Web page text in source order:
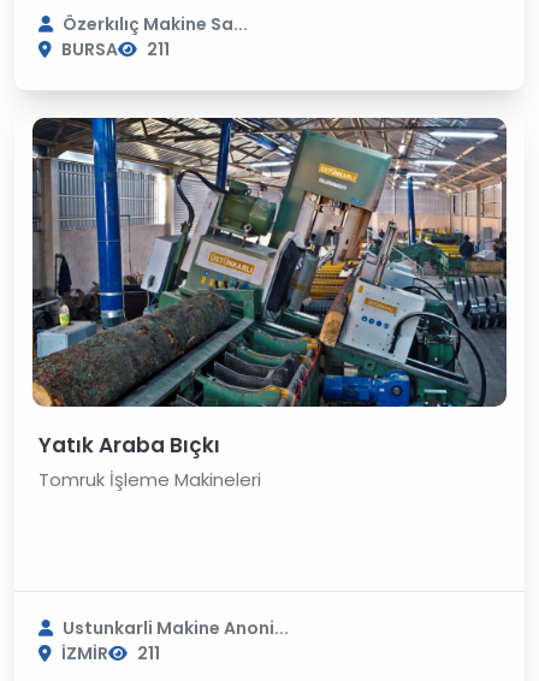
Özerkılıç Makine Sa...
BURSA
211
Yatık Araba Bıçkı
Tomruk İşleme Makineleri
Ustunkarli Makine Anoni...
İZMİR
211